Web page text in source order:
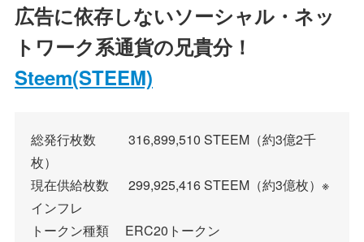
広告に依存しないソーシャル・ネッ
トワーク系通貨の兄貴分！
Steem(STEEM)
総発行枚数 316,899,510 STEEM（約3億2千
枚）
現在供給枚数 299,925,416 STEEM（約3億枚）※
インフレ
トークン種類 ERC20トークン